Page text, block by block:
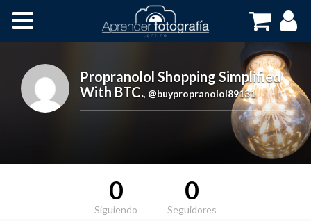
Cursos OnLine
Propranolol Shopping Simplified
With BTC., @buypropranolol89131
0
Siguiendo
0
Seguidores